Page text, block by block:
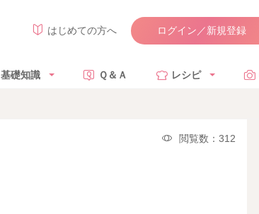
はじめての方へ ログイン／新規登録
基礎知識 Ｑ＆Ａ レシピ
閲覧数：312